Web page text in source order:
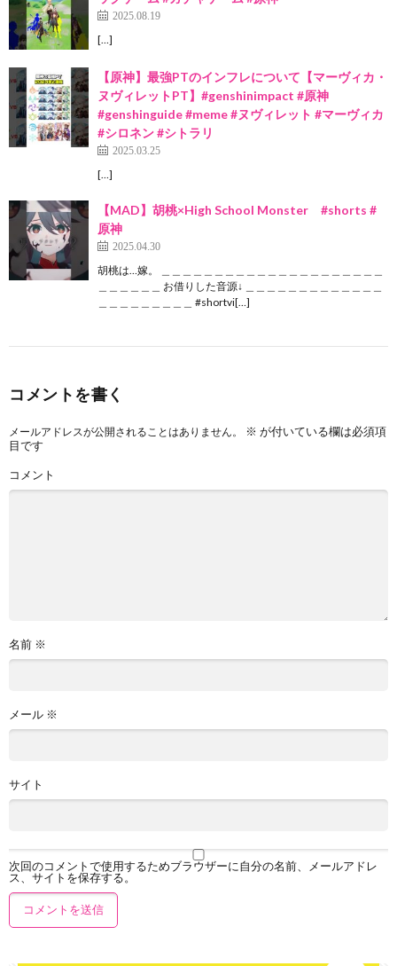
2025.08.19
[…]
【原神】最強PTのインフレについて【マーヴィカ・
ヌヴィレットPT】#genshinimpact #原神
#genshinguide #meme #ヌヴィレット #マーヴィカ
#シロネン #シトラリ
2025.03.25
[…]
【MAD】胡桃×High School Monster #shorts #
原神
2025.04.30
胡桃は…嫁。 ＿＿＿＿＿＿＿＿＿＿＿＿＿＿＿＿＿＿＿＿＿
＿＿＿＿＿＿ お借りした音源↓ ＿＿＿＿＿＿＿＿＿＿＿＿＿
＿＿＿＿＿＿＿＿＿ #shortvi[…]
コメントを書く
メールアドレスが公開されることはありません。 ※ が付いている欄は必須項
目です
コメント
名前 ※
メール ※
サイト
次回のコメントで使用するためブラウザーに自分の名前、メールアドレ
ス、サイトを保存する。